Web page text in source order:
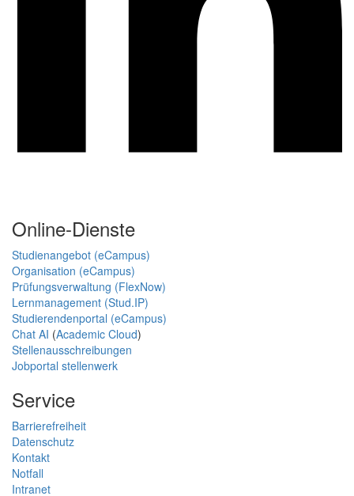
Online-Dienste
Studienangebot (eCampus)
Organisation (eCampus)
Prüfungsverwaltung (FlexNow)
Lernmanagement (Stud.IP)
Studierendenportal (eCampus)
Chat AI (Academic Cloud)
Stellenausschreibungen
Jobportal stellenwerk
Service
Barrierefreiheit
Datenschutz
Kontakt
Notfall
Intranet